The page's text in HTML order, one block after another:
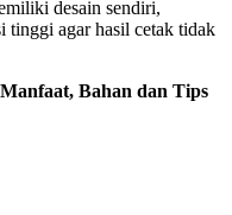
desain sendiri,
tinggi agar hasil cetak tidak
Bahan dan Tips